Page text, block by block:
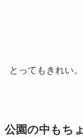
とってもきれい。
公園の中もち